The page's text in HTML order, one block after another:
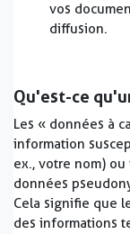
vos
diffusion.
Qu'est-ce
Les « données à
information
ex., votre nom)
données
Cela signifie que
des informations